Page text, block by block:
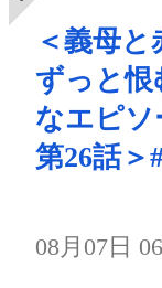
＜義母
ずっと恨
なエピソ
第26話＞
08月07日